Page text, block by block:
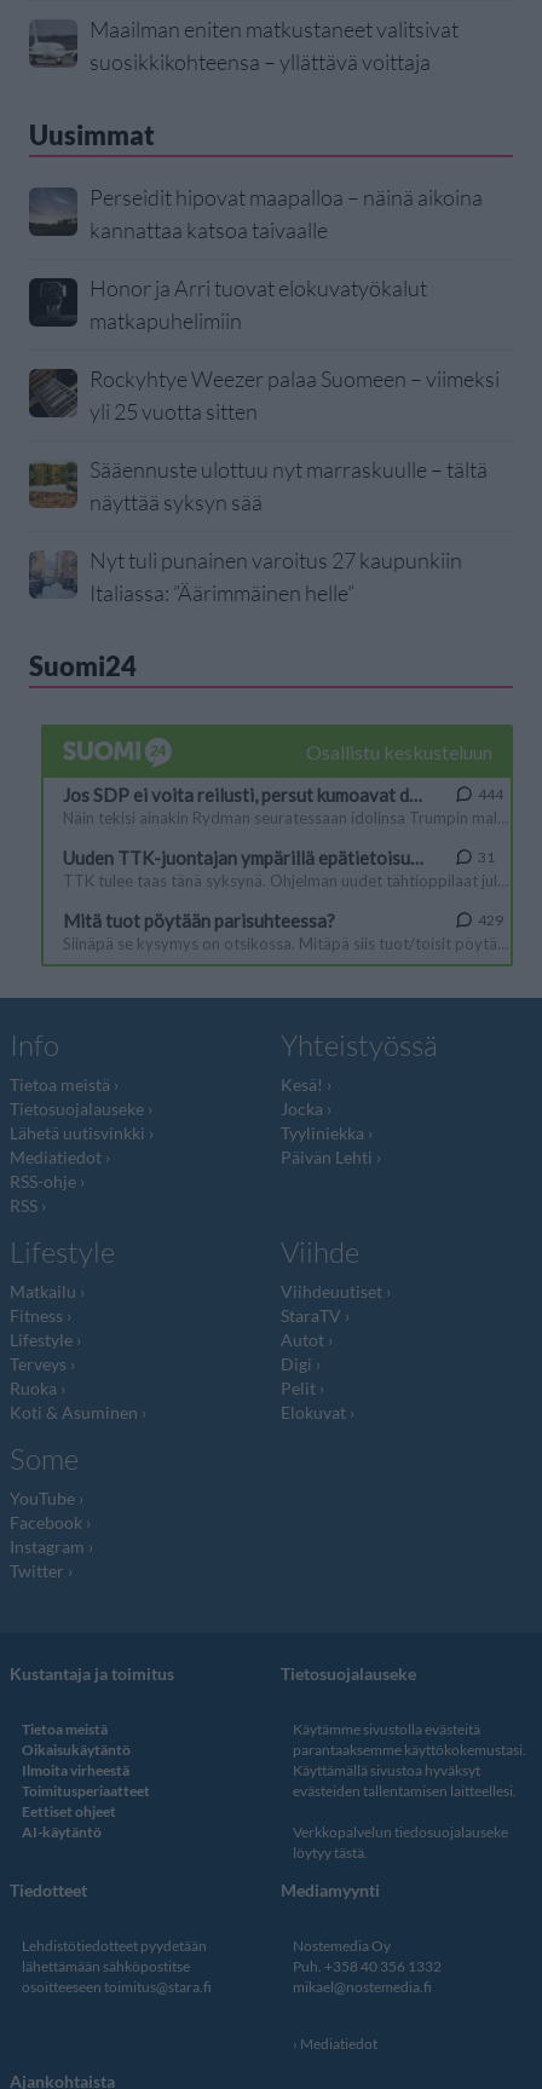
Maailman eniten matkustaneet valitsivat
suosikkikohteensa – yllättävä voittaja
Uusimmat
Perseidit hipovat maapalloa – näinä aikoina
kannattaa katsoa taivaalle
Honor ja Arri tuovat elokuvatyökalut
matkapuhelimiin
Rockyhtye Weezer palaa Suomeen – viimeksi
yli 25 vuotta sitten
Sääennuste ulottuu nyt marraskuulle – tältä
näyttää syksyn sää
Nyt tuli punainen varoitus 27 kaupunkiin
Italiassa: ”Äärimmäinen helle”
Suomi24
Info
Tietoa meistä
Tietosuojalauseke
Lähetä uutisvinkki
Mediatiedot
RSS-ohje
RSS
Yhteistyössä
Kesä!
Jocka
Tyyliniekka
Päivän Lehti
Lifestyle
Matkailu
Fitness
Lifestyle
Terveys
Ruoka
Koti & Asuminen
Viihde
Viihdeuutiset
StaraTV
Autot
Digi
Pelit
Elokuvat
Some
YouTube
Facebook
Instagram
Twitter
Kustantaja ja toimitus
Tietoa meistä
Oikaisukäytäntö
Ilmoita virheestä
Toimitusperiaatteet
Eettiset ohjeet
AI-käytäntö
Tietosuojalauseke
Käytämme sivustolla evästeitä
parantaaksemme käyttökokemustasi.
Käyttämällä sivustoa hyväksyt
evästeiden tallentamisen laitteellesi.
Verkkopalvelun tiedosuojalauseke
löytyy tästä
Tiedotteet
Lehdistötiedotteet pyydetään
lähettämään sähköpostitse
osoitteeseen toimitus@stara.fi
Mediamyynti
Nostemedia Oy
Puh. +358 40 356 1332
mikael@nostemedia.fi
Mediatiedot
Ajankohtaista